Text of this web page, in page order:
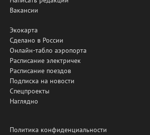
Вакансии
Экокарта
Сделано в России
Онлайн-табло аэропорта
Расписание электричек
Расписание поездов
Подписка на новости
Спецпроекты
Наглядно
Политика конфиденциальности